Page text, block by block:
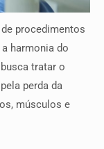
procedimentos
harmonia do
tratar o
perda da
músculos e